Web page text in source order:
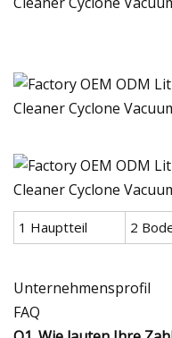
1 Hauptteil 2
Unternehmensprofil
FAQ